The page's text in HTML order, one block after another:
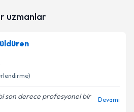
uzmanlar
son derece profesyonel bir
Devamı